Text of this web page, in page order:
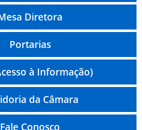
Diretora
Portarias
à Informação)
da Câmara
Fale Conosco